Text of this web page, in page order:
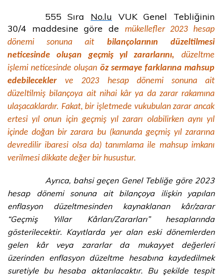
555 Sıra No.lu VUK Genel Tebliğinin
30/4 maddesine göre de
mükellefler 2023 hesap
dönemi sonuna ait
bilançolarının düzeltilmesi
neticesinde oluşan geçmiş yıl zararlarını,
düzeltme
işlemi neticesinde oluşan öz sermaye farklarına mahsup
edebilecekler
ve 2023 hesap dönemi sonuna ait
düzeltilmiş bilançoya ait nihai kâr ya da zarar rakamına
ulaşacaklardır. Fakat, bir işletmede vukubulan zarar ancak
ertesi yıl onun için geçmiş yıl zararı olabilirken aynı yıl
içinde doğan bir zarara bu (kanunda geçmiş yıl zararına
devredilir ibaresi olsa da) tanımlama ile mahsup imkanı
verilmesi dikkate değer bir husustur.
Ayrıca, bahsi geçen Genel Tebliğe göre 2023
hesap dönemi sonuna ait bilançoya ilişkin yapılan
enflasyon düzeltmesinden kaynaklanan kâr/zarar
“Geçmiş Yıllar Kârları/Zararları” hesaplarında
gösterilecektir. Kayıtlarda yer alan eski dönemlerden
gelen kâr veya zararlar da mukayyet değerleri
üzerinden enflasyon düzeltme hesabına kaydedilmek
suretiyle bu hesaba aktarılacaktır. Bu şekilde tespit